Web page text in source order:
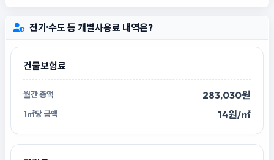
전기·수도 등 개별사용료 내역은?
건물보험료
283,030원
14원/㎡